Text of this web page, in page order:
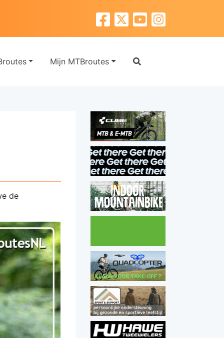
Mijn MTBroutes
de